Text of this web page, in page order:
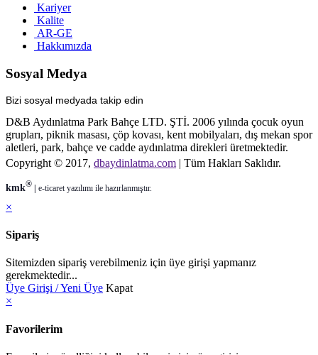
Kariyer
Kalite
AR-GE
Hakkımızda
Sosyal Medya
Bizi sosyal medyada takip edin
D&B Aydınlatma Park Bahçe LTD. ŞTİ. 2006 yılında çocuk oyun
grupları, piknik masası, çöp kovası, kent mobilyaları, dış mekan spor
aletleri, park, bahçe ve cadde aydınlatma direkleri üretmektedir.
Copyright © 2017, dbaydinlatma.com | Tüm Hakları Saklıdır.
kmk® | e-ticaretyazılımı ile hazırlanmıştır.
×
Sipariş
Sitemizden sipariş verebilmeniz için üye girişi yapmanız
gerekmektedir...
Üye Girişi / Yeni Üye Kapat
×
Favorilerim